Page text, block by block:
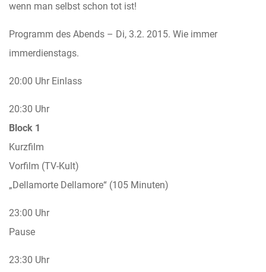
wenn man selbst schon tot ist!
Programm des Abends – Di, 3.2. 2015. Wie immer
immerdienstags.
20:00 Uhr Einlass
20:30 Uhr
Block 1
Kurzfilm
Vorfilm (TV-Kult)
„Dellamorte Dellamore“ (105 Minuten)
23:00 Uhr
Pause
23:30 Uhr